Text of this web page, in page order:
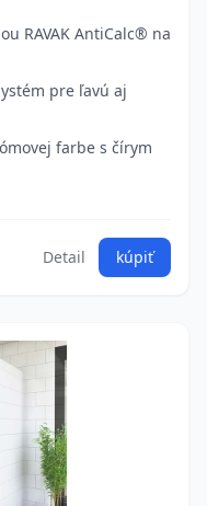
RAVAK AntiCalc® na
pre ľavú aj
farbe s čírym
Detail kúpiť